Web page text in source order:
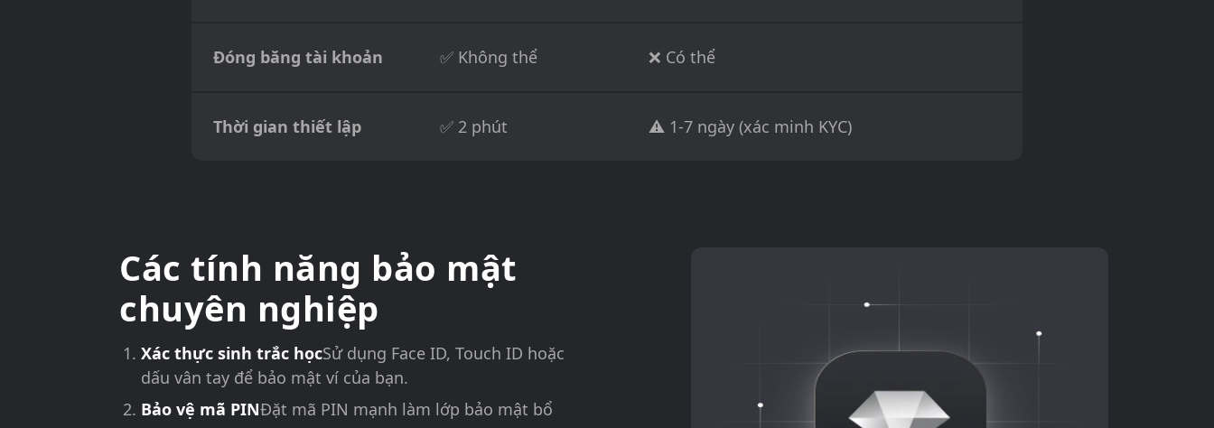
Đóng băng tài khoản ✅ Không thể ❌ Có thể
Thời gian thiết lập ✅ 2 phút ⚠️ 1-7 ngày (xác minh KYC)
Các tính năng bảo mật
chuyên nghiệp
Xác thực sinh trắc họcSử dụng Face ID, Touch ID hoặc
dấu vân tay để bảo mật ví của bạn.
Bảo vệ mã PINĐặt mã PIN mạnh làm lớp bảo mật bổ